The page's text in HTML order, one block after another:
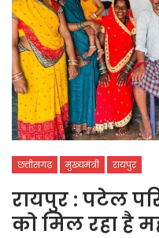
छत्तीसगढ़ मुख्यमंत्री रायपुर
रायपुर : पटेल
को मिल रहा है